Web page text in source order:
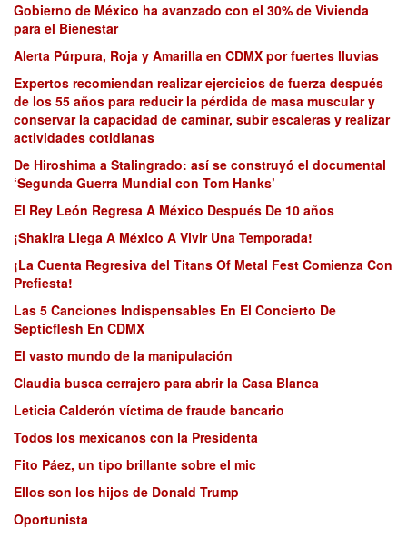
Gobierno de México ha avanzado con el 30% de Vivienda
para el Bienestar
Alerta Púrpura, Roja y Amarilla en CDMX por fuertes lluvias
Expertos recomiendan realizar ejercicios de fuerza después
de los 55 años para reducir la pérdida de masa muscular y
conservar la capacidad de caminar, subir escaleras y realizar
actividades cotidianas
De Hiroshima a Stalingrado: así se construyó el documental
‘Segunda Guerra Mundial con Tom Hanks’
El Rey León Regresa A México Después De 10 años
¡Shakira Llega A México A Vivir Una Temporada!
¡La Cuenta Regresiva del Titans Of Metal Fest Comienza Con
Prefiesta!
Las 5 Canciones Indispensables En El Concierto De
Septicflesh En CDMX
El vasto mundo de la manipulación
Claudia busca cerrajero para abrir la Casa Blanca
Leticia Calderón víctima de fraude bancario
Todos los mexicanos con la Presidenta
Fito Páez, un tipo brillante sobre el mic
Ellos son los hijos de Donald Trump
Oportunista